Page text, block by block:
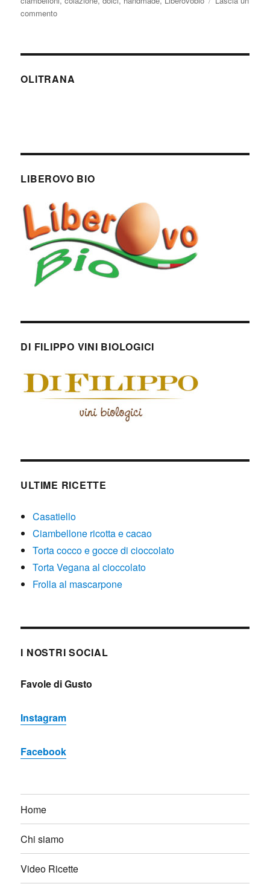
commentosu
OLITRANA
LIBEROVO BIO
DI FILIPPO VINI BIOLOGICI
ULTIME RICETTE
Casatiello
Ciambellone ricotta e cacao
Torta cocco e gocce di cioccolato
Torta Vegana al cioccolato
Frolla al mascarpone
I NOSTRI SOCIAL
Favole di Gusto
Instagram
Facebook
Home
Chi siamo
Video Ricette